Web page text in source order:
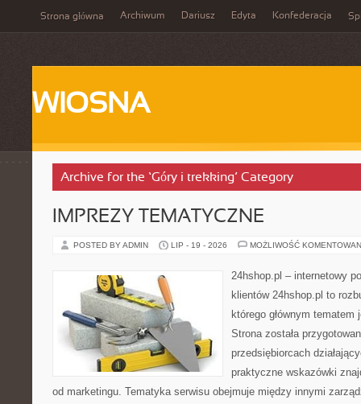
Strona główna Archiwum Dariusz Edyta Konfederacja
WIOSNA
Archive for the ‘Góry i trekking’ Category
IMPREZY TEMATYCZNE
POSTED BY ADMIN LIP - 19 - 2026 MOŻLIWOŚĆ
24hshop.pl – internetowy
klientów 24hshop.pl to
którego głównym
Strona została
przedsiębiorcach
praktyczne wskazówki
od marketingu. Tematyka serwisu obejmuje między innymi